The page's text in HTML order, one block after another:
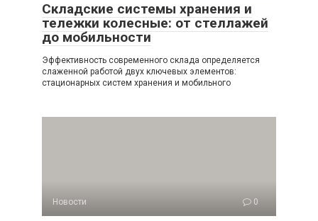
Складские системы хранения и
тележки колесные: от стеллажей
до мобильности
Эффективность современного склада определяется
слаженной работой двух ключевых элементов:
стационарных систем хранения и мобильного
Новости 0